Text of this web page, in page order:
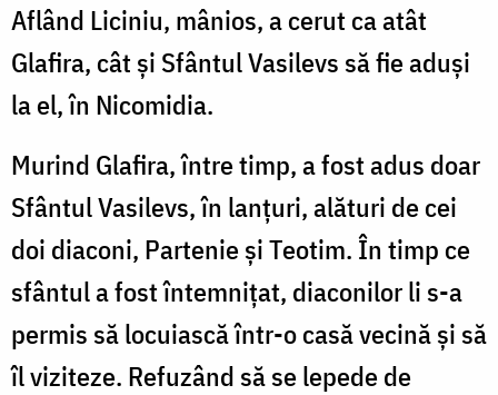
Aflând Liciniu, mânios, a cerut ca atât
Glafira, cât și Sfântul Vasilevs să fie aduși
la el, în Nicomidia.
Murind Glafira, între timp, a fost adus doar
Sfântul Vasilevs, în lanțuri, alături de cei
doi diaconi, Partenie și Teotim. În timp ce
sfântul a fost întemnițat, diaconilor li s-a
permis să locuiască într-o casă vecină și să
îl viziteze. Refuzând să se lepede de